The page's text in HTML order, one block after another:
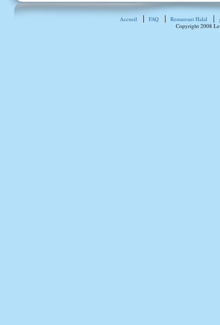
Accueil FAQ Restaurant Halal
Copyright 2008